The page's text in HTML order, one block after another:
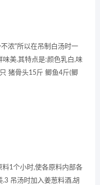
浓"所以在吊制白汤时一
美.其特点是:颜色乳白,味
猪骨头15斤 鲫鱼4斤(鲫
1个小时,使各原料内部各
吊汤时加入姜葱料酒,胡